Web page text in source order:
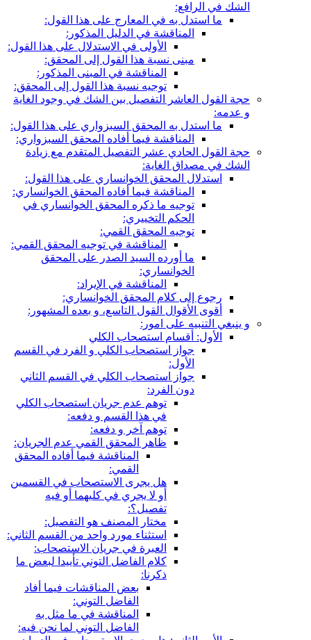
الشك في الرافع:
ما استدل به في المعارج على هذا القول:
المناقشة في الدليل المذكور:
الأولى في الاستدلال على هذا القول:
مبنى نسبة هذا القول إلى المحقق:
المناقشة في المبنى المذكور:
توجيه نسبة هذا القول إلى المحقق:
حجة القول العاشر التفصيل بين الشك في وجود الغاية
و عدمه:
ما استدل به المحقق السبزواري على هذا القول:
المناقشة فيما أفاده المحقق السبزواري:
حجة القول الحادي عشر التفصيل المتقدم مع زيادة
الشك في مصداق الغاية:
استدلال المحقق الخوانساري على هذا القول:
المناقشة فيما أفاده المحقق الخوانساري:
توجيه ما ذكره المحقق الخوانساري في
الحكم التخييري:
توجيه المحقق القمي:
المناقشة في توجيه المحقق القمي:
ما أورده السيد الصدر على المحقق
الخوانساري:
المناقشة في الإيراد:
رجوع إلى كلام المحقق الخوانساري:
أقوى الأقوال القول التاسع، و بعده المشهور:
و ينبغي التنبيه على امور:
الأول: أقسام استصحاب الكلي
جواز استصحاب الكلي و الفرد في القسم
الأول:
جواز استصحاب الكلي في القسم الثاني
دون الفرد:
توهم عدم جريان استصحاب الكلي
في هذا القسم و دفعه:
توهم آخر و دفعه:
ظاهر المحقق القمي عدم الجريان:
المناقشة فيما أفاده المحقق
القمي:
هل يجرى الاستصحاب في القسمين
أو لا يجري في كليهما أو فيه
تفصيل؟:
مختار المصنف هو التفصيل:
استثناء مورد واحد من القسم الثاني:
العبرة في جريان الاستصحاب:
كلام الفاضل التوني تأييدا لبعض ما
ذكرنا:
بعض المناقشات فيما أفاد
الفاضل التوني:
المناقشة في ما مثل به
الفاضل التوني لما نحن فيه: